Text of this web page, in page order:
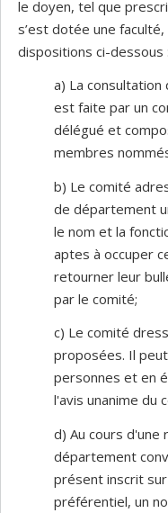
le doyen, tel que
s’est dotée une
dispositions ci-dessous :
a) La
est faite par un
délégué et
membres
b) Le comité
de département
le nom et la
aptes à occuper
retourner leur
par le comité;
c) Le comité
proposées. Il
personnes et en
l'avis unanime du
d) Au cours d'une
département
présent inscrit
préférentiel, un